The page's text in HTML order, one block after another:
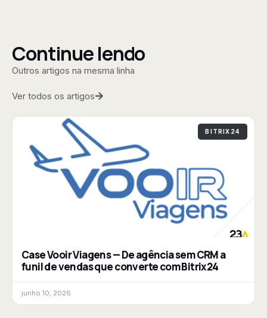
Continue lendo
Outros artigos na mesma linha
Ver todos os artigos
BITRIX24
Case Vooir Viagens — De agência sem CRM a
funil de vendas que converte com Bitrix24
junho 10, 2026